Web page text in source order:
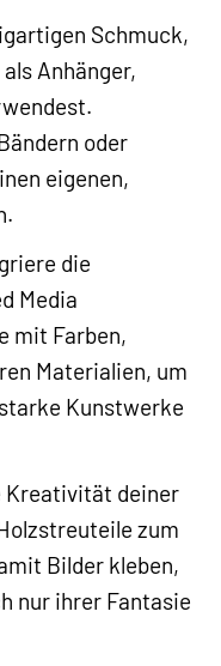
Schmuck,
Anhänger,
oder
eigenen,
die
Media
mit Farben,
Materialien, um
Kunstwerke
Kreativität deiner
zum
Bilder kleben,
nur ihrer Fantasie